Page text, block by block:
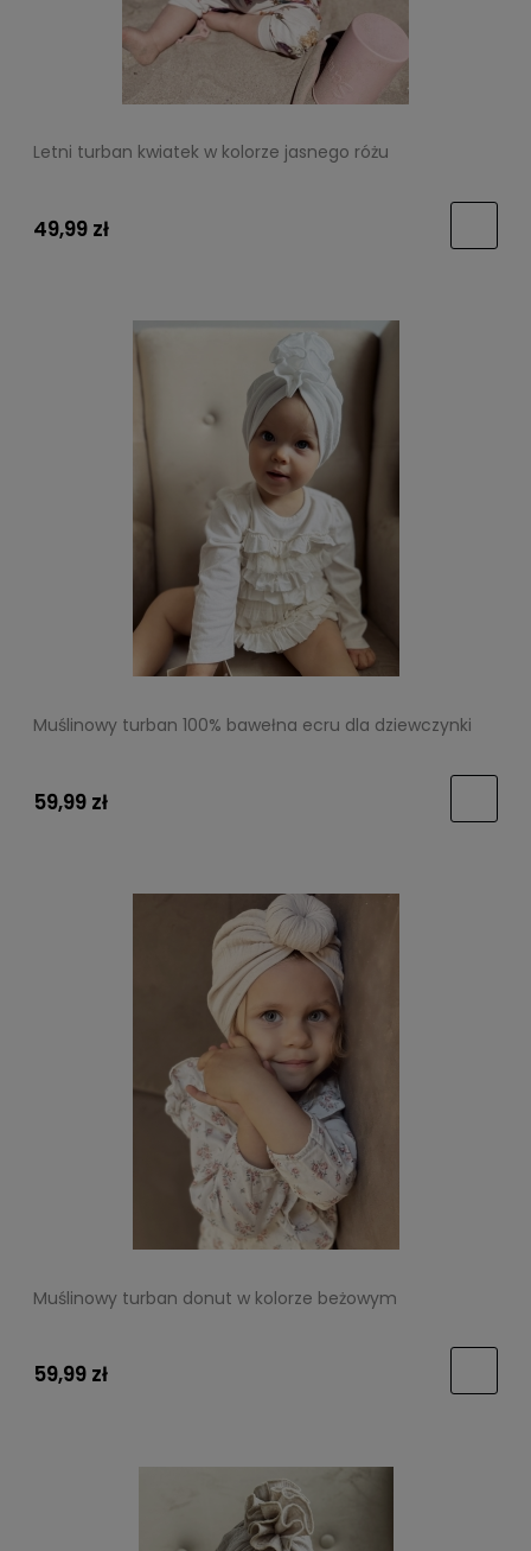
Letni turban kwiatek w kolorze jasnego różu
49,99 zł
Muślinowy turban 100% bawełna ecru dla dziewczynki
59,99 zł
Muślinowy turban donut w kolorze beżowym
59,99 zł